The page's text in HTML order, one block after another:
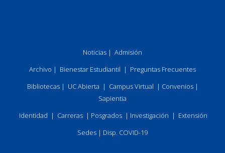
Noticias | Admisión
Archivo | Bienestar Estudiantil | Preguntas Frecuentes
Bibliotecas| UC Abierta | Campus Virtual | Convenios|
Sapientia
Identidad | Carreras | Posgrados | Investigación | Extensión
Sedes | Disp. COVID-19